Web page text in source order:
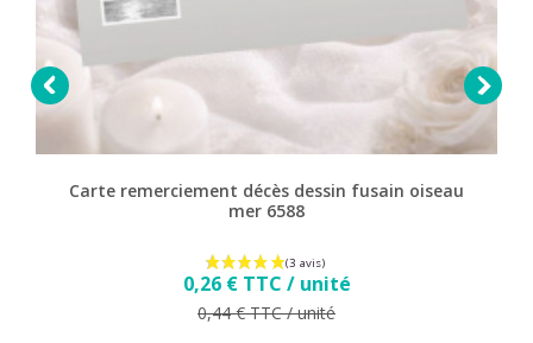

Carte remerciement décès dessin fusain oiseau
mer 6588
Prix
0,26 € TTC / unité
Prix de base
0,44 € TTC / unité
